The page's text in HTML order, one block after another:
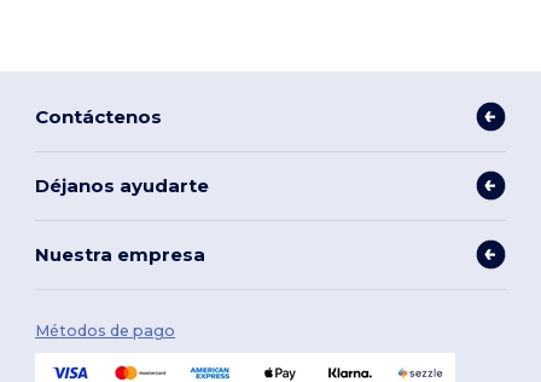
Contáctenos
Déjanos ayudarte
Nuestra empresa
Métodos de pago